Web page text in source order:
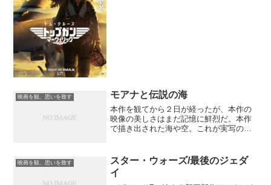
映画を観、思いを致す モアナと伝説の海
本作を観てから２日が経ったが、本作の
映像の美しさはまだ記憶に鮮烈だ。本作
で描き出された海や空。これが実写の映
うにない。それほどまでに本作の空と海
の描写は美しい。海の中...
映画を観、思いを致す
スター・ウォーズ/最後のジェダ
イ